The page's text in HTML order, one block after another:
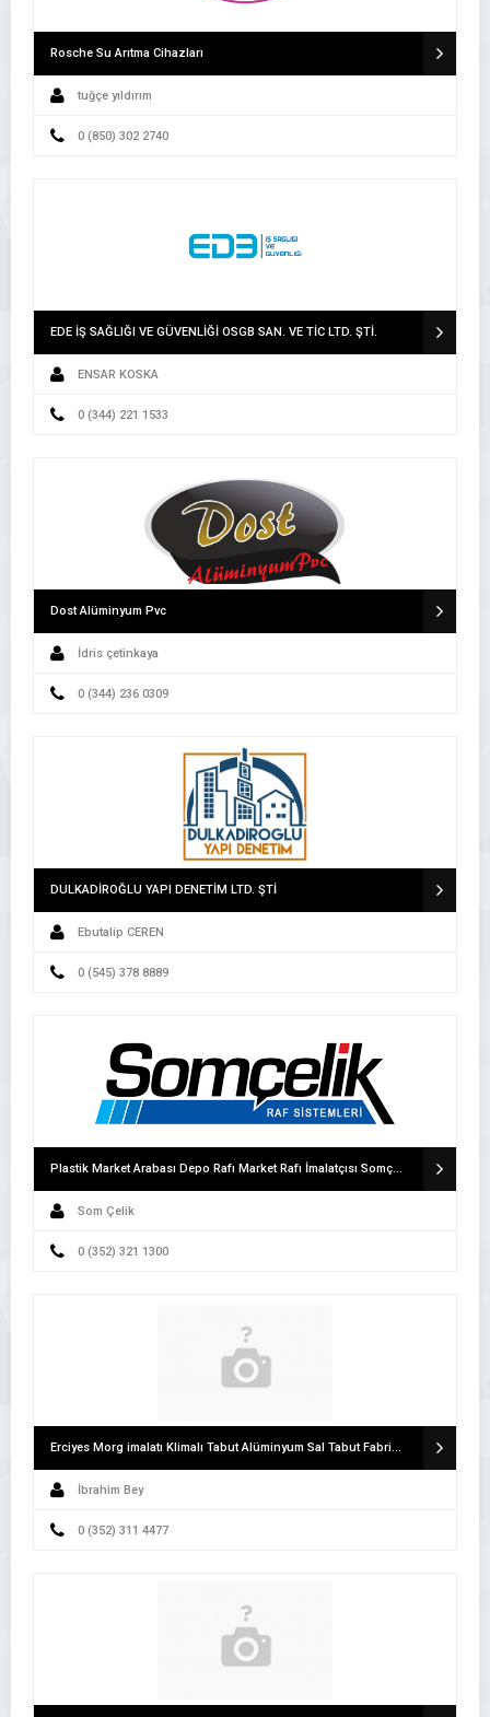
Rosche Su Arıtma Cihazları
tuğçe yıldırım
0 (850) 302 2740
EDE İŞ SAĞLIĞI VE GÜVENLİĞİ OSGB SAN. VE TİC LTD. ŞTİ.
ENSAR KOSKA
0 (344) 221 1533
Dost Alüminyum Pvc
İdris çetinkaya
0 (344) 236 0309
DULKADİROĞLU YAPI DENETİM LTD. ŞTİ
Ebutalip CEREN
0 (545) 378 8889
Plastik Market Arabası Depo Rafı Market Rafı İmalatçısı Somçelik Raf Sanayi
Som Çelik
0 (352) 321 1300
Erciyes Morg imalatı Klimalı Tabut Alüminyum Sal Tabut Fabrikası
İbrahim Bey
0 (352) 311 4477